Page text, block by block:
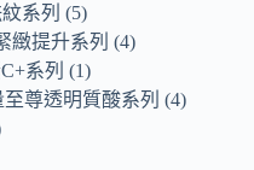
系列
5
緻提升系列
4
系列
1
至尊透明質酸系列
4